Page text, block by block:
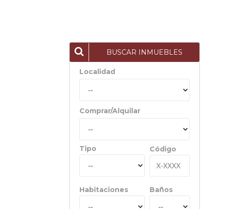
BUSCAR INMUEBLES
Localidad
Comprar/Alquilar
Tipo Código
Habitaciones Baños